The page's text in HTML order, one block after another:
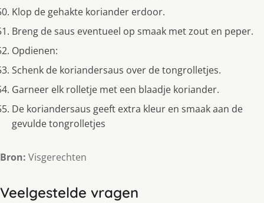
Klop de gehakte koriander erdoor.
Breng de saus eventueel op smaak met zout en peper.
Opdienen:
Schenk de koriandersaus over de tongrolletjes.
Garneer elk rolletje met een blaadje koriander.
De koriandersaus geeft extra kleur en smaak aan de
gevulde tongrolletjes
Bron: Visgerechten
Veelgestelde vragen